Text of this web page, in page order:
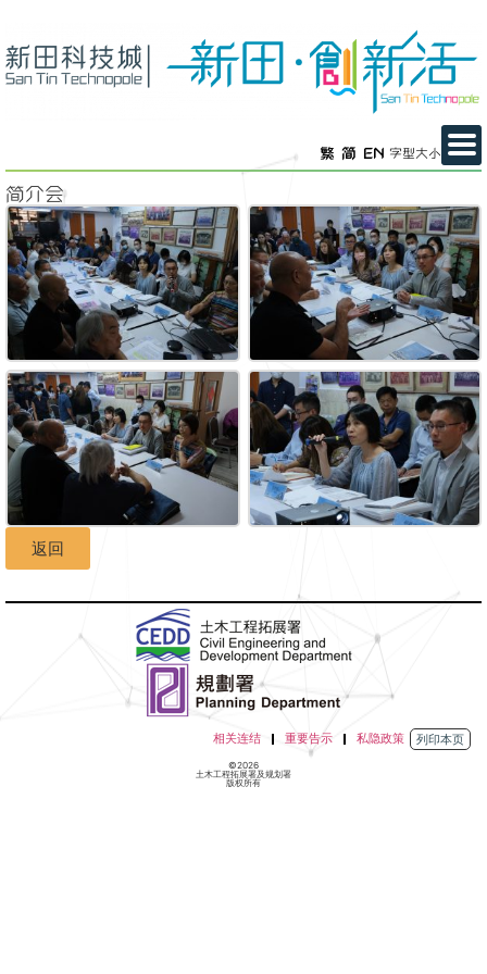
繁 简 EN 字型大小
简介会
返回
相关连结 重要告示 私隐政策 列印本页
©2026
土木工程拓展署及规划署
版权所有